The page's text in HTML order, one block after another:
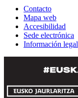
Contacto
Mapa web
Accesibilidad
Sede electrónica
Información legal